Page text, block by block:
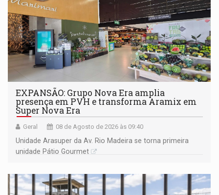
EXPANSÃO: Grupo Nova Era amplia
presença em PVH e transforma Aramix em
Super Nova Era
Geral 08 de Agosto de 2026 às 09:40
Unidade Arasuper da Av. Rio Madeira se torna primeira
unidade Pátio Gourmet